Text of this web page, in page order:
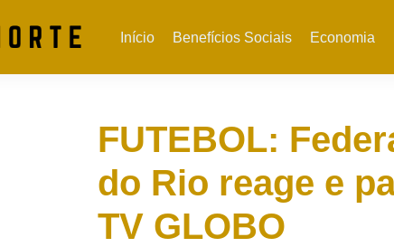
Início Benefícios Sociais Economia
FUTEBOL:
do Rio reage e
TV GLOBO